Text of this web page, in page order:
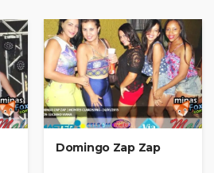
Domingo Zap Zap